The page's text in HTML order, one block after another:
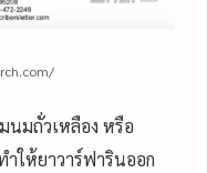
นมถั่วเหลือง หรือ
ำให้ยาวาร์ฟารินออก